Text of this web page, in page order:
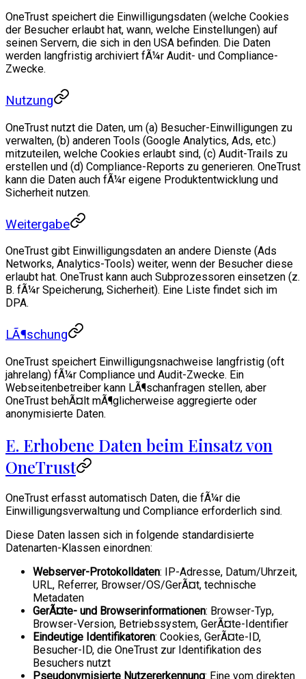
OneTrust speichert die Einwilligungsdaten (welche Cookies
der Besucher erlaubt hat, wann, welche Einstellungen) auf
seinen Servern, die sich in den USA befinden. Die Daten
werden langfristig archiviert fÃ¼r Audit- und Compliance-
Zwecke.
Nutzung
OneTrust nutzt die Daten, um (a) Besucher-Einwilligungen zu
verwalten, (b) anderen Tools (Google Analytics, Ads, etc.)
mitzuteilen, welche Cookies erlaubt sind, (c) Audit-Trails zu
erstellen und (d) Compliance-Reports zu generieren. OneTrust
kann die Daten auch fÃ¼r eigene Produktentwicklung und
Sicherheit nutzen.
Weitergabe
OneTrust gibt Einwilligungsdaten an andere Dienste (Ads
Networks, Analytics-Tools) weiter, wenn der Besucher diese
erlaubt hat. OneTrust kann auch Subprozessoren einsetzen (z.
B. fÃ¼r Speicherung, Sicherheit). Eine Liste findet sich im
DPA.
LÃ¶schung
OneTrust speichert Einwilligungsnachweise langfristig (oft
jahrelang) fÃ¼r Compliance und Audit-Zwecke. Ein
Webseitenbetreiber kann LÃ¶schanfragen stellen, aber
OneTrust behÃ¤lt mÃ¶glicherweise aggregierte oder
anonymisierte Daten.
E. Erhobene Daten beim Einsatz von
OneTrust
OneTrust erfasst automatisch Daten, die fÃ¼r die
Einwilligungsverwaltung und Compliance erforderlich sind.
Diese Daten lassen sich in folgende standardisierte
Datenarten-Klassen einordnen:
Webserver-Protokolldaten: IP-Adresse, Datum/Uhrzeit,
URL, Referrer, Browser/OS/GerÃ¤t, technische
Metadaten
GerÃ¤te- und Browserinformationen: Browser-Typ,
Browser-Version, Betriebssystem, GerÃ¤te-Identifier
Eindeutige Identifikatoren: Cookies, GerÃ¤te-ID,
Besucher-ID, die OneTrust zur Identifikation des
Besuchers nutzt
Pseudonymisierte Nutzererkennung: Eine vom direkten